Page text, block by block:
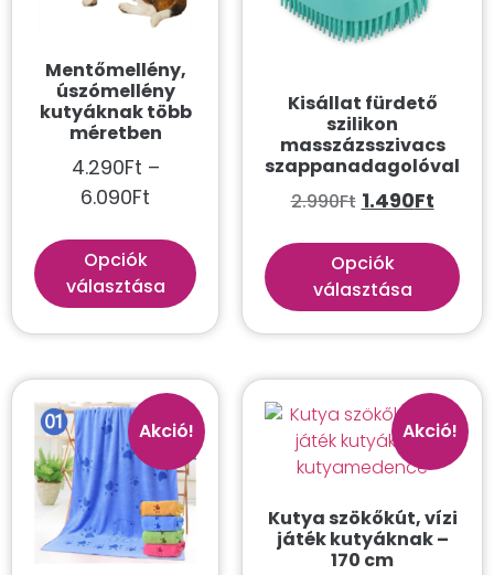
Mentőmellény,
úszómellény
kutyáknak több
méretben
4.290Ft –
6.090Ft
Opciók
választása
Kisállat fürdető
szilikon
masszázsszivacs
szappanadagolóval
2.990Ft 1.490Ft
Opciók
választása
Akció! Akció!
Kutya szökőkút, vízi
játék kutyáknak –
170 cm
Gazdi
Kutya
Macska
Szín szerint
Aqua
Arany
Átlátszó
Avokádó
Mutass többet